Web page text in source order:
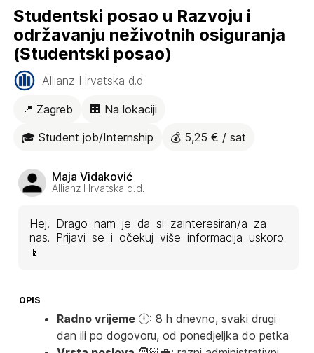
📍 Zagreb
🏢 Na lokaciji
🎓 Student job/Internship
💰 5,25 € / sat
Maja Vidaković
Allianz Hrvatska d.d.
Hej! Drago nam je da si zainteresiran/a za
nas. Prijavi se i očekuj više informacija uskoro.
📱
Studentski posao u Razvoju i
održavanju neživotnih osiguranja
(Studentski posao)
Allianz Hrvatska d.d.
OPIS
Radno vrijeme 🕛: 8 h dnevno, svaki drugi
dan ili po dogovoru, od ponedjeljka do petka